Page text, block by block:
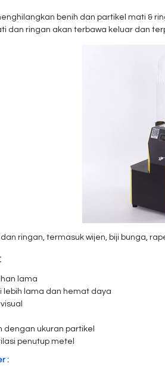
benih dan partikel mati &
dan ringan akan terbawa keluar dan
ringan, termasuk wijen, biji bunga,
lama
lebih lama dan hemat daya
ukuran partikel
penutup metel
: